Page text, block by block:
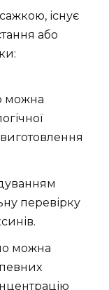
існує
або
можна
перевірку
можна